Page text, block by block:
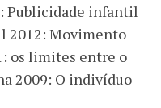
Publicidade infantil
2012: Movimento
os limites entre o
2009: O indivíduo